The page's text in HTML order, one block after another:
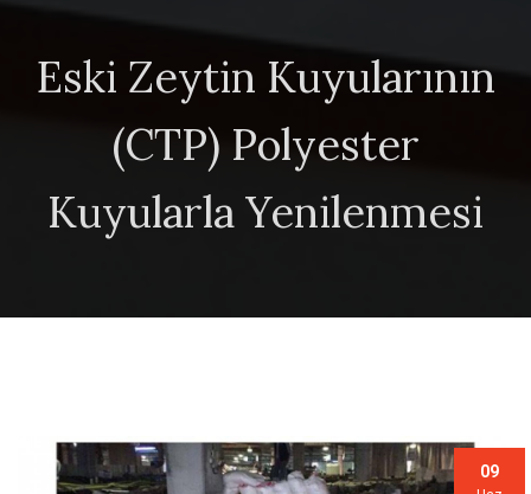
Eski Zeytin Kuyularının
(CTP) Polyester
Kuyularla Yenilenmesi
09